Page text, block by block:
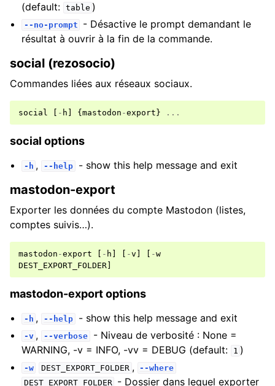
(default: table )
--no-prompt
- Désactive le prompt demandant le
résultat à ouvrir à la fin de la commande.
social (rezosocio)
Commandes liées aux réseaux sociaux.
social - h { mastodon -export } ...
social options
-h , --help - show this help message and exit
mastodon-export
Exporter les données du compte Mastodon (listes,
comptes suivis…).
mastodon -export - h -v -w
DEST_EXPORT_FOLDER
mastodon-export options
-h , --help - show this help message and exit
-v , --verbose
- Niveau de verbosité : None =
WARNING, -v = INFO, -vv = DEBUG (default:
1 )
-w DEST_EXPORT_FOLDER ,
--where
DEST_EXPORT_FOLDER
- Dossier dans lequel exporter